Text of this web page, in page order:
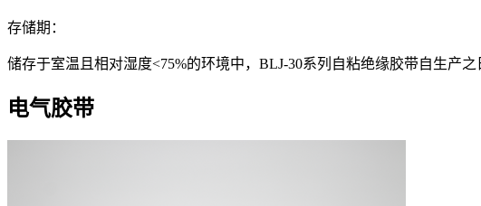
存储期：
储存于室温且相对湿度<75%的环境中，BLJ-30系列自粘绝缘胶带自生产之
电气胶带